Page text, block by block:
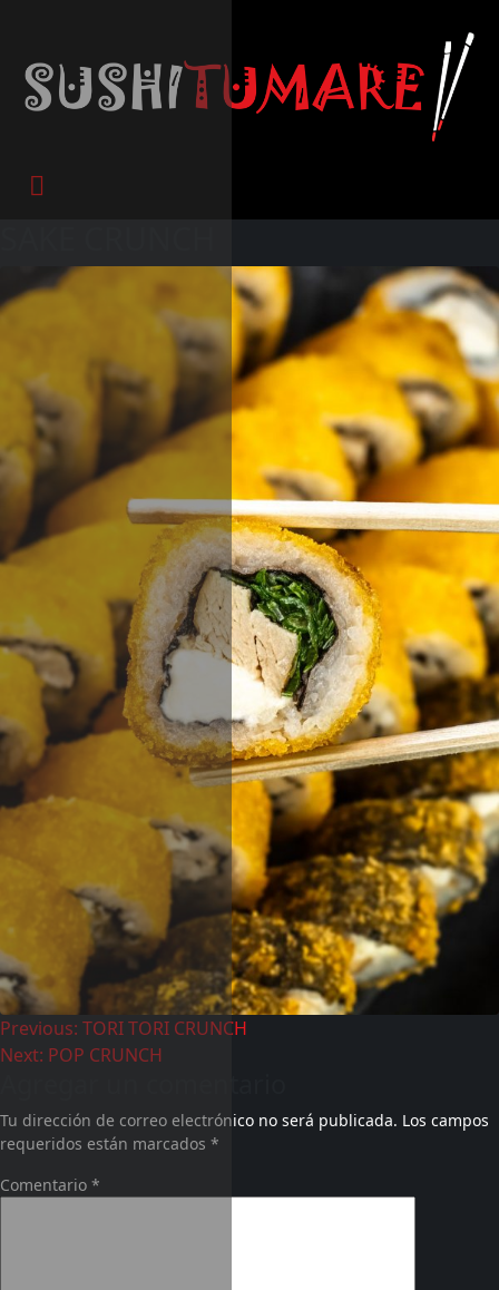
Previous: TORI TORI CRUNCH
Next: POP CRUNCH
Tu dirección de correo electrónico no será publicada. Los campos
requeridos están marcados *
Comentario *